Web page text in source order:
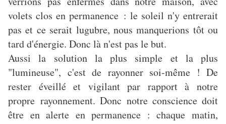
volets clos en permanence : le soleil n'y entrerait
pas et ce serait lugubre, nous manquerions tôt ou
tard d'énergie. Donc là n'est pas le but.
Aussi la solution la plus simple et la plus
"lumineuse", c'est de rayonner soi-même ! De
rester éveillé et vigilant par rapport à notre
propre rayonnement. Donc notre conscience doit
être en alerte en permanence : chaque matin,